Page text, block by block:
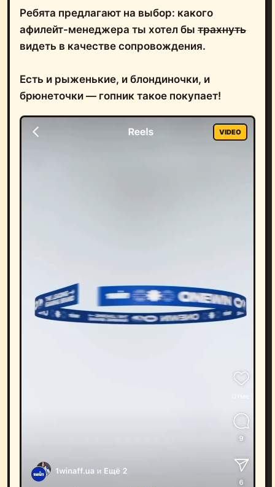
Ребята предлагают на выбор: какого
афилейт-менеджера ты хотел бы трахнуть
видеть в качестве сопровождения.
Есть и рыженькие, и блондиночки, и
брюнеточки — гопник такое покупает!